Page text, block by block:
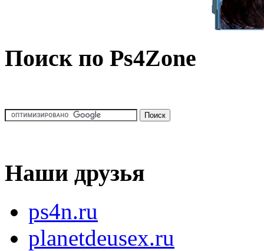
Поиск по Ps4Zone
Наши друзья
ps4n.ru
planetdeusex.ru